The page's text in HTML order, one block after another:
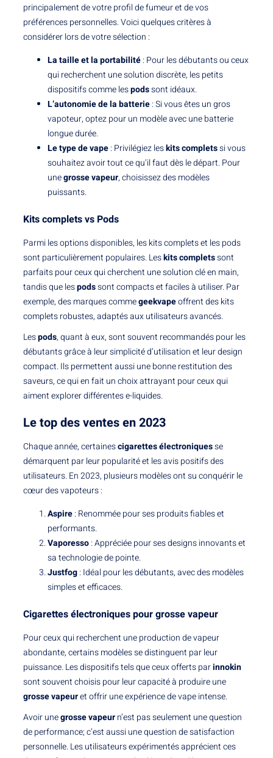
principalement de votre profil de fumeur et de vos
préférences personnelles. Voici quelques critères à
considérer lors de votre sélection :
La taille et la portabilité: Pour les débutants ou ceux
qui recherchent une solution discrète, les petits
dispositifs comme lespodssont idéaux.
L’autonomie de la batterie: Si vous êtes un gros
vapoteur, optez pour un modèle avec une batterie
longue durée.
Le type de vape: Privilégiez leskits completssi vous
souhaitez avoir tout ce qu’il faut dès le départ. Pour
unegrosse vapeur, choisissez des modèles
puissants.
Kits complets vs Pods
Parmi les options disponibles, les kits complets et les pods
sont particulièrement populaires. Leskits completssont
parfaits pour ceux qui cherchent une solution clé en main,
tandis que lespodssont compacts et faciles à utiliser. Par
exemple, des marques commegeekvapeoffrent des kits
complets robustes, adaptés aux utilisateurs avancés.
Lespods, quant à eux, sont souvent recommandés pour les
débutants grâce à leur simplicité d’utilisation et leur design
compact. Ils permettent aussi une bonne restitution des
saveurs, ce qui en fait un choix attrayant pour ceux qui
aiment explorer différentes e-liquides.
Le top des ventes en 2023
Chaque année, certainescigarettes électroniquesse
démarquent par leur popularité et les avis positifs des
utilisateurs. En 2023, plusieurs modèles ont su conquérir le
cœur des vapoteurs :
Aspire: Renommée pour ses produits fiables et
performants.
Vaporesso: Appréciée pour ses designs innovants et
sa technologie de pointe.
Justfog: Idéal pour les débutants, avec des modèles
simples et efficaces.
Cigarettes électroniques pour grosse vapeur
Pour ceux qui recherchent une production de vapeur
abondante, certains modèles se distinguent par leur
puissance. Les dispositifs tels que ceux offerts parinnokin
sont souvent choisis pour leur capacité à produire une
grosse vapeuret offrir une expérience de vape intense.
Avoir unegrosse vapeurn’est pas seulement une question
de performance; c’est aussi une question de satisfaction
personnelle. Les utilisateurs expérimentés apprécient ces